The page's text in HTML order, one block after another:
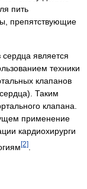
пить
препятствующие
является
техники
клапанов
Таким
клапана.
применение
кардиохирурги
[2]